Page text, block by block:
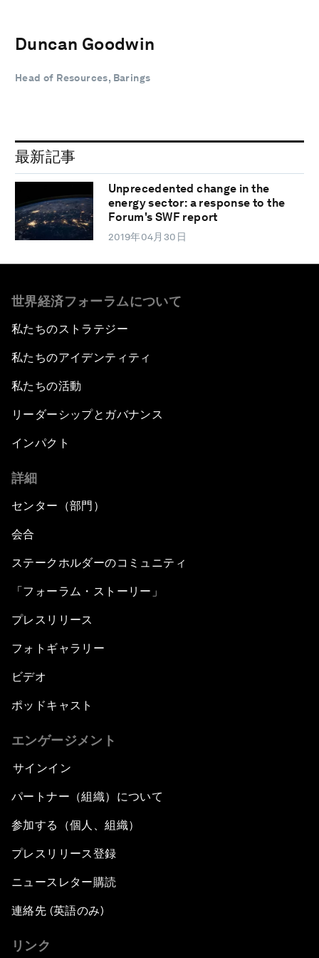
Duncan Goodwin
Head of Resources, Barings
最新記事
Unprecedented change in the
energy sector: a response to the
Forum's SWF report
2019年04月30日
世界経済フォーラムについて
私たちのストラテジー
私たちのアイデンティティ
私たちの活動
リーダーシップとガバナンス
インパクト
詳細
センター（部門）
会合
ステークホルダーのコミュニティ
「フォーラム・ストーリー」
プレスリリース
フォトギャラリー
ビデオ
ポッドキャスト
エンゲージメント
サインイン
パートナー（組織）について
参加する（個人、組織）
プレスリリース登録
ニュースレター購読
連絡先 (英語のみ)
リンク